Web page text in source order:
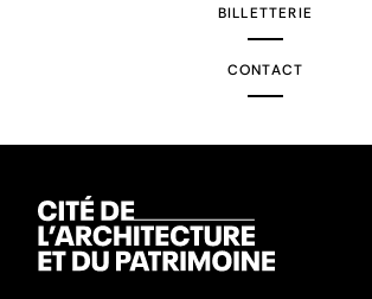
BILLETTERIE
CONTACT